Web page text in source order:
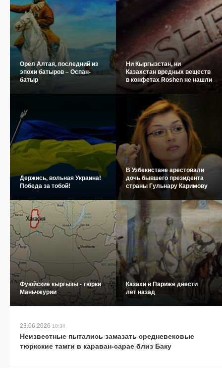
Орел Алтая, последний из
эпохи батыров – Оспан-
батыр
Ни Кыргызстан, ни
Казахстан вредных веществ
в конфетах Roshen не нашли
Держись, вольная Украина!
Победа за тобой!
В Узбекистане арестовали
дочь бывшего президента
страны Гульнару Каримову
Фуюйские кыргызы - тюрки
Маньчжурии
Казахи в Париже двести
лет назад
23.06.2026 10:34
Неизвестные пытались замазать средневековые
тюркские тамги в караван-сарае близ Баку